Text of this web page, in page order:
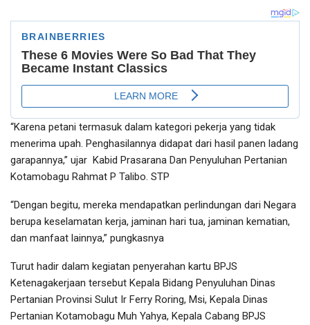
“Karena petani termasuk dalam kategori pekerja yang tidak
menerima upah. Penghasilannya didapat dari hasil panen ladang
garapannya,” ujar Kabid Prasarana Dan Penyuluhan Pertanian
Kotamobagu Rahmat P Talibo. STP
“Dengan begitu, mereka mendapatkan perlindungan dari Negara
berupa keselamatan kerja, jaminan hari tua, jaminan kematian,
dan manfaat lainnya,” pungkasnya
Turut hadir dalam kegiatan penyerahan kartu BPJS
Ketenagakerjaan tersebut Kepala Bidang Penyuluhan Dinas
Pertanian Provinsi Sulut Ir Ferry Roring, Msi, Kepala Dinas
Pertanian Kotamobagu Muh Yahya, Kepala Cabang BPJS